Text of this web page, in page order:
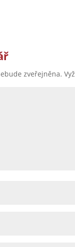
zveřejněna.